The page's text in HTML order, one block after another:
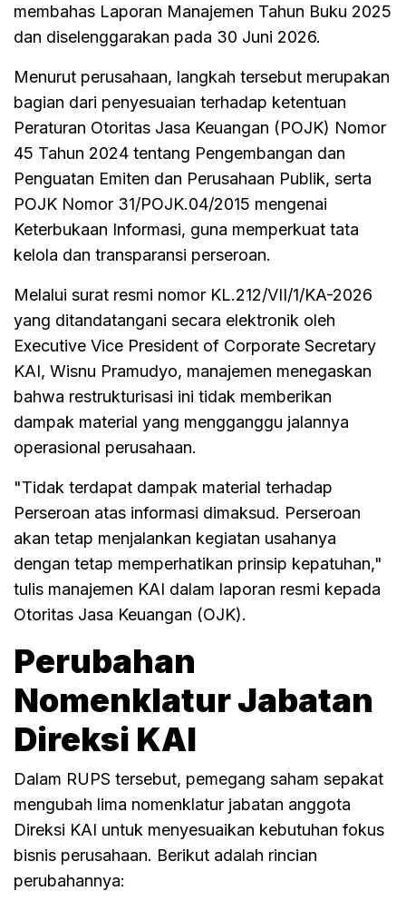
membahas Laporan Manajemen Tahun Buku 2025
dan diselenggarakan pada 30 Juni 2026.
Menurut perusahaan, langkah tersebut merupakan
bagian dari penyesuaian terhadap ketentuan
Peraturan Otoritas Jasa Keuangan (POJK) Nomor
45 Tahun 2024 tentang Pengembangan dan
Penguatan Emiten dan Perusahaan Publik, serta
POJK Nomor 31/POJK.04/2015 mengenai
Keterbukaan Informasi, guna memperkuat tata
kelola dan transparansi perseroan.
Melalui surat resmi nomor KL.212/VII/1/KA-2026
yang ditandatangani secara elektronik oleh
Executive Vice President of Corporate Secretary
KAI, Wisnu Pramudyo, manajemen menegaskan
bahwa restrukturisasi ini tidak memberikan
dampak material yang mengganggu jalannya
operasional perusahaan.
"Tidak terdapat dampak material terhadap
Perseroan atas informasi dimaksud. Perseroan
akan tetap menjalankan kegiatan usahanya
dengan tetap memperhatikan prinsip kepatuhan,"
tulis manajemen KAI dalam laporan resmi kepada
Otoritas Jasa Keuangan (OJK).
Perubahan
Nomenklatur Jabatan
Direksi KAI
Dalam RUPS tersebut, pemegang saham sepakat
mengubah lima nomenklatur jabatan anggota
Direksi KAI untuk menyesuaikan kebutuhan fokus
bisnis perusahaan. Berikut adalah rincian
perubahannya: